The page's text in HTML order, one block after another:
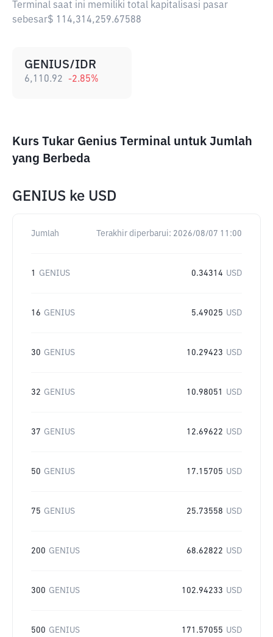
Terminal saat ini memiliki total kapitalisasi pasar
sebesar$ 114,314,259.67588
GENIUS/IDR
6,110.92 -2.85%
Kurs Tukar Genius Terminal untuk Jumlah
yang Berbeda
GENIUS ke USD
Jumlah Terakhir diperbarui: 2026/08/07 11:00
1 GENIUS 0.34314 USD
16 GENIUS 5.49025 USD
30 GENIUS 10.29423 USD
32 GENIUS 10.98051 USD
37 GENIUS 12.69622 USD
50 GENIUS 17.15705 USD
75 GENIUS 25.73558 USD
200 GENIUS 68.62822 USD
300 GENIUS 102.94233 USD
500 GENIUS 171.57055 USD